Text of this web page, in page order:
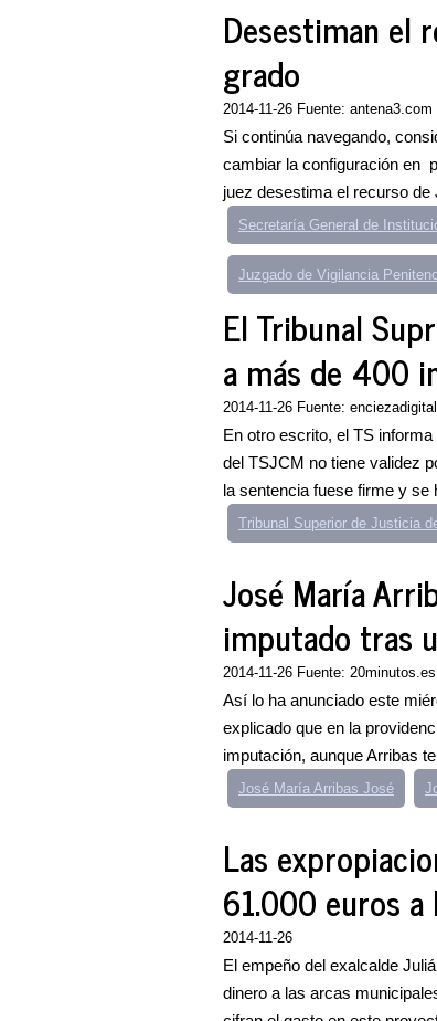
Desestiman el
grado
2014-11-26 Fuente: antena3.com
Si continúa navegando,
cambiar la configuración en
juez desestima el recurso de
Secretaría General de
Juzgado de Vigilancia
El Tribunal
a más de 400
2014-11-26 Fuente:
En otro escrito, el TS
del TSJCM no tiene validez
la sentencia fuese firme y se
Tribunal Superior de Justicia
José María
imputado tras
2014-11-26 Fuente: 20minutos.es
Así lo ha anunciado este
explicado que en la
imputación, aunque Arribas
José María Arribas José
Las
61.000 euros a
2014-11-26
El empeño del exalcalde
dinero a las arcas